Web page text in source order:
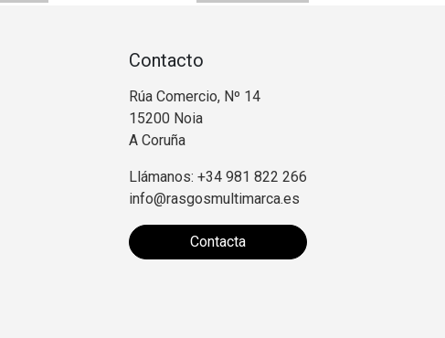
Contacto
Rúa Comercio, Nº 14
15200 Noia
A Coruña
Llámanos: +34 981 822 266
info@rasgosmultimarca.es
Contacta